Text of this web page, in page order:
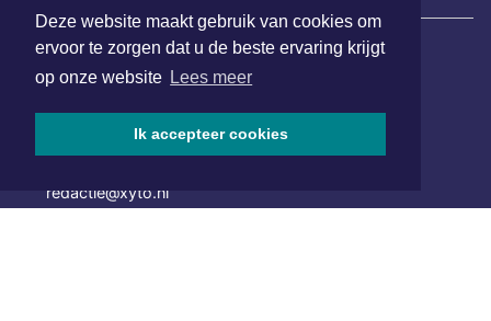
Deze website maakt gebruik van cookies om
ervoor te zorgen dat u de beste ervaring krijgt
op onze website Lees meer
Ik accepteer cookies
Hoofdvestiging:
1701 BZ Heerhugowaard
redactie@xyto.nl